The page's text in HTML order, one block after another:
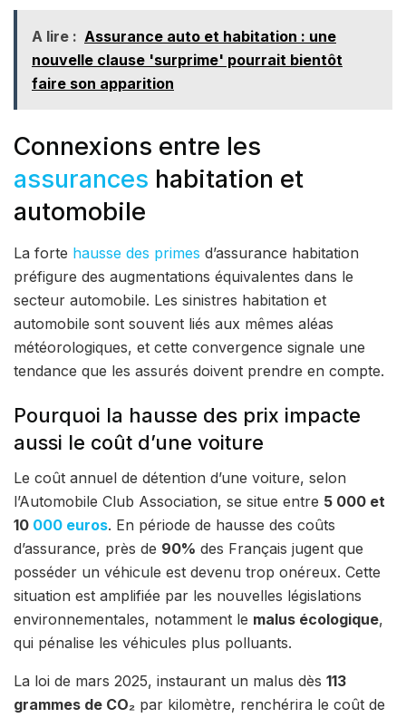
A lire : Assurance auto et habitation : une
nouvelle clause 'surprime' pourrait bientôt
faire son apparition
Connexions entre les
assurances habitation et
automobile
La forte hausse des primes d’assurance habitation
préfigure des augmentations équivalentes dans le
secteur automobile. Les sinistres habitation et
automobile sont souvent liés aux mêmes aléas
météorologiques, et cette convergence signale une
tendance que les assurés doivent prendre en compte.
Pourquoi la hausse des prix impacte
aussi le coût d’une voiture
Le coût annuel de détention d’une voiture, selon
l’Automobile Club Association, se situe entre 5 000 et
10 000 euros. En période de hausse des coûts
d’assurance, près de 90% des Français jugent que
posséder un véhicule est devenu trop onéreux. Cette
situation est amplifiée par les nouvelles législations
environnementales, notamment le malus écologique,
qui pénalise les véhicules plus polluants.
La loi de mars 2025, instaurant un malus dès 113
grammes de CO₂ par kilomètre, renchérira le coût de